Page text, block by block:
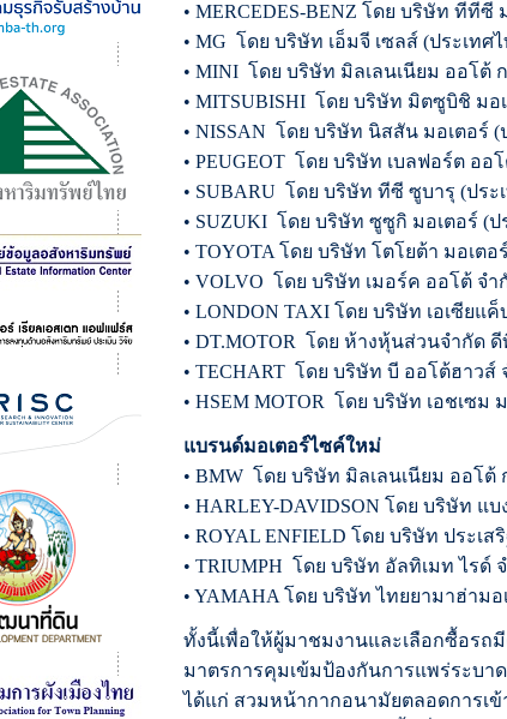
• MERCEDES-BENZ โดย บริษัท ทีทีซี
• MG โดย บริษัท เอ็มจี เซลส์ (ประเทศ
• MINI โดย บริษัท มิลเลนเนียม ออโต้
• MITSUBISHI โดย บริษัท มิตซูบิชิ มอ
• NISSAN โดย บริษัท นิสสัน มอเตอร์ (
• PEUGEOT โดย บริษัท เบลฟอร์ต ออ
• SUBARU โดย บริษัท ทีซี ซูบารุ (ประ
• SUZUKI โดย บริษัท ซูซูกิ มอเตอร์ (ป
• TOYOTA โดย บริษัท โตโยต้า มอเต
• VOLVO โดย บริษัท เมอร์ค ออโต้ จำ
• LONDON TAXI โดย บริษัท เอเซียแค็
• DT.MOTOR โดย ห้างหุ้นส่วนจำกัด
• TECHART โดย บริษัท บี ออโต้ฮาวส์
• HSEM MOTOR โดย บริษัท เอชเซม
แบรนด์มอเตอร์ไซค์ใหม่
• BMW โดย บริษัท มิลเลนเนียม ออโต้
• HARLEY-DAVIDSON โดย บริษัท แ
• ROYAL ENFIELD โดย บริษัท ประเ
• TRIUMPH โดย บริษัท อัลทิเมท ไรด์
• YAMAHA โดย บริษัท ไทยยามาฮ่ามอ
ทั้งนี้เพื่อให้ผู้มาชมงานและเลือกซื้อรถมี
มาตรการคุมเข้มป้องกันการแพร่ระบา
ได้แก่ สวมหน้ากากอนามัยตลอดการเข้